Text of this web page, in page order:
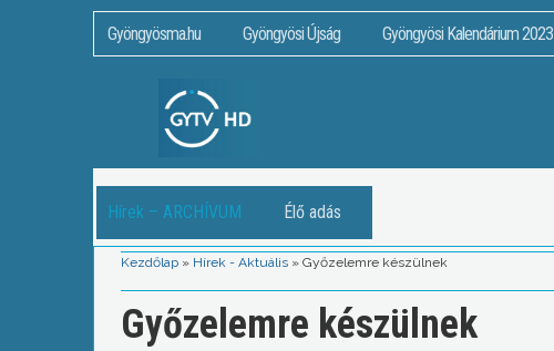
Gyöngyösma.hu Gyöngyösi Újság Gyöngyösi Kalendárium 2023
Hírek – ARCHÍVUM Élő adás
Kezdőlap » Hírek - Aktuális » Győzelemre készülnek
Győzelemre készülnek